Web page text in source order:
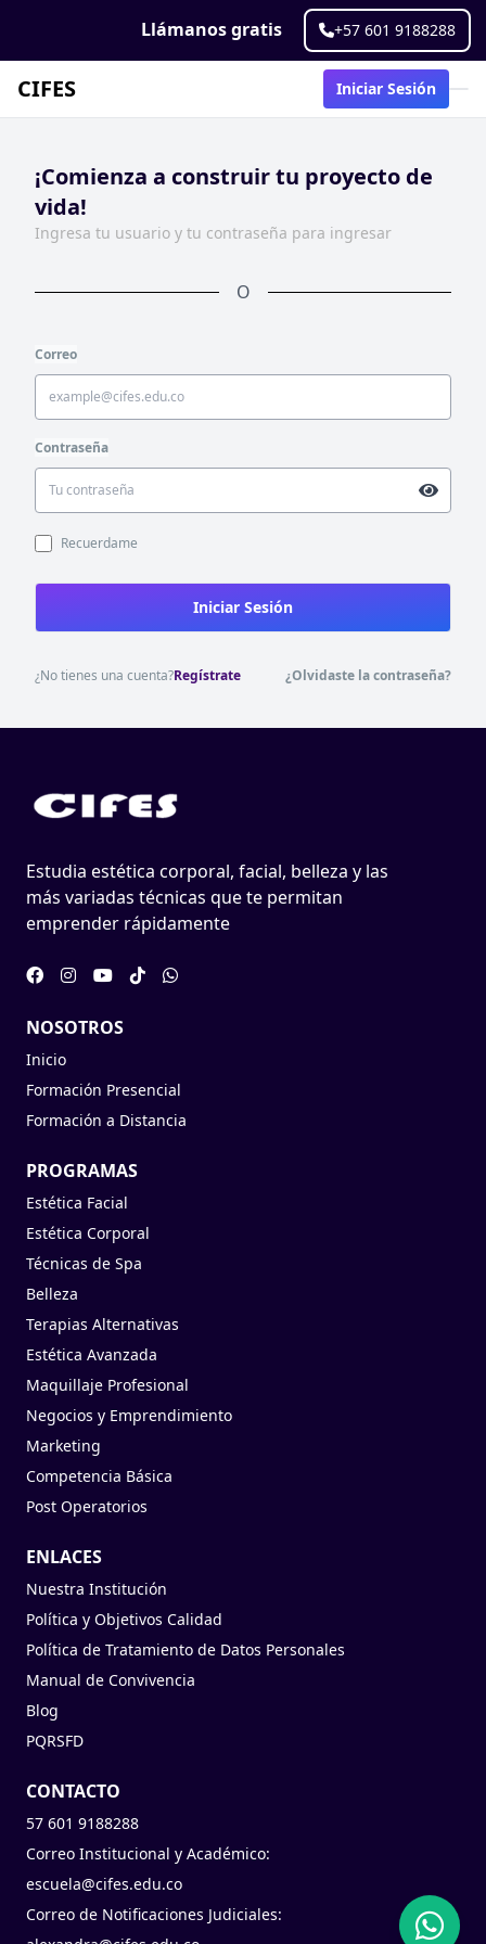
Llámanos gratis +57 601 9188288
CIFES Iniciar Sesión
¡Comienza a construir tu proyecto de
vida!
Ingresa tu usuario y tu contraseña para ingresar
O
Correo
Contraseña
Recuerdame
Iniciar Sesión
¿No tienes una cuenta?Regístrate ¿Olvidaste la contraseña?
Estudia estética corporal, facial, belleza y las
más variadas técnicas que te permitan
emprender rápidamente
NOSOTROS
Inicio
Formación Presencial
Formación a Distancia
PROGRAMAS
Estética Facial
Estética Corporal
Técnicas de Spa
Belleza
Terapias Alternativas
Estética Avanzada
Maquillaje Profesional
Negocios y Emprendimiento
Marketing
Competencia Básica
Post Operatorios
ENLACES
Nuestra Institución
Política y Objetivos Calidad
Política de Tratamiento de Datos Personales
Manual de Convivencia
Blog
PQRSFD
CONTACTO
57 601 9188288
Correo Institucional y Académico:
escuela@cifes.edu.co
Correo de Notificaciones Judiciales: